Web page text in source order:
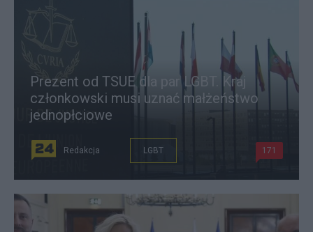
Prezent od TSUE dla par LGBT. Kraj
członkowski musi uznać małżeństwo
jednopłciowe
Redakcja LGBT 171